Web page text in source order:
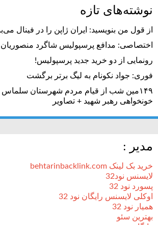
نوشته‌های تازه
از قول من بنویسید: ایران ژاپن را در فینال
اختصاصی: مدافع پرسپولیس شاگرد
رونمایی از دو خرید جدید پرسپولیس!
فوری: جواد نکونام به لیگ برتر برگشت
۱۴۹مین شب از قیام مردم شهرستان سلماس
خونخواهی رهبر شهید + تصاویر
مدیر :
خرید بک لینک behtarinbacklink.com
لایسنس نود32
پسورد نود 32
اوکلی لایسنس رایگان نود 32
همیار نود 32
بهترین سئو